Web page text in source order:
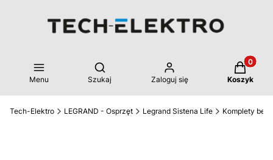
Menu
Otwórz wyszukiwarkę
Szukaj Zaloguj się Koszyk
Tech-Elektro LEGRAND - Osprzęt Legrand Sistena Life Komplety bez